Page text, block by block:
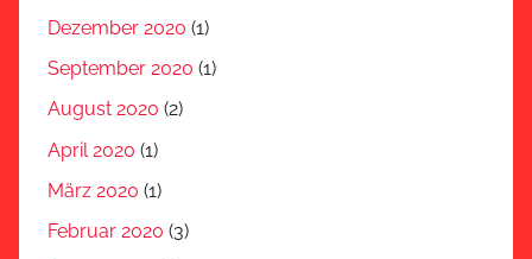
Dezember 2020 (1)
September 2020 (1)
August 2020 (2)
April 2020 (1)
März 2020 (1)
Februar 2020 (3)